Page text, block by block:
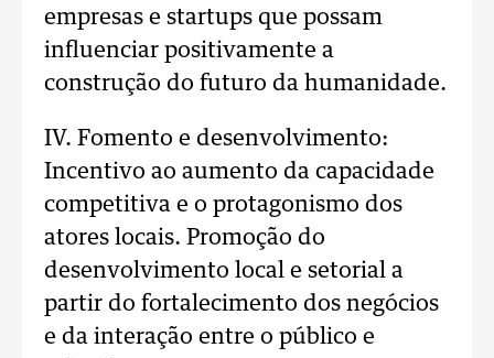
empresas e startups que possam
influenciar positivamente a
construção do futuro da humanidade.
IV. Fomento e desenvolvimento:
Incentivo ao aumento da capacidade
competitiva e o protagonismo dos
atores locais. Promoção do
desenvolvimento local e setorial a
partir do fortalecimento dos negócios
e da interação entre o público e